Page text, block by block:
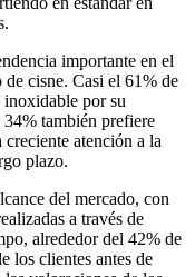
importante en el
cisne. Casi el 61% de
inoxidable por su
también prefiere
atención a la
plazo.
del mercado, con
a través de
alrededor del 42% de
los clientes antes de